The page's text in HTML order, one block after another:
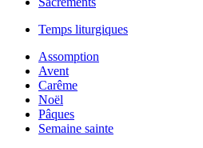
Temps liturgiques
Assomption
Avent
Carême
Noël
Pâques
Semaine sainte